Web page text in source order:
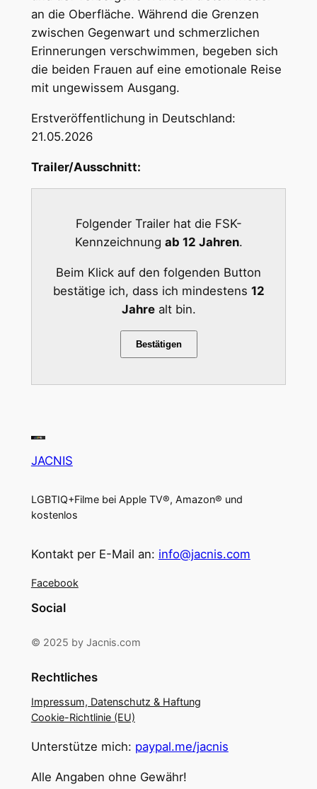
an die Oberfläche. Während die Grenzen
zwischen Gegenwart und schmerzlichen
Erinnerungen verschwimmen, begeben sich
die beiden Frauen auf eine emotionale Reise
mit ungewissem Ausgang.
Erstveröffentlichung in Deutschland:
21.05.2026
Trailer/Ausschnitt:
Folgender Trailer hat die FSK-
Kennzeichnung ab 12 Jahren.
Beim Klick auf den folgenden Button
bestätige ich, dass ich mindestens 12
Jahrealt bin.
Bestätigen
JACNIS
LGBTIQ+Filme bei Apple TV®, Amazon® und
kostenlos
Kontakt per E-Mail an: info@jacnis.com
Facebook
Social
© 2025 by Jacnis.com
Rechtliches
Impressum, Datenschutz & Haftung
Cookie-Richtlinie (EU)
Unterstütze mich: paypal.me/jacnis
Alle Angaben ohne Gewähr!